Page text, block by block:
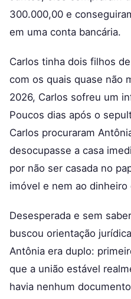
300.000,00 e
em uma conta bancária.
Carlos tinha dois filhos
com os quais quase não
2026, Carlos sofreu um
Poucos dias após o
Carlos procuraram
desocupasse a casa
por não ser casada no
imóvel e nem ao dinheiro
Desesperada e sem
buscou orientação
Antônia era duplo:
que a união estável
havia nenhum